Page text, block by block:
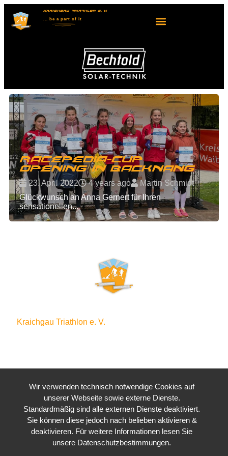
KRAICHGAU TRIATHLON E. V.
... bea part of it
Racepedia-Cup
Opening in Backnang
23. April 2022
4 years ago
Martin Schmidt
Glückwunsch an Anna Gernert für Ihren
sensationellen...
Kraichgau Triathlon e. V.
Wir verwenden technisch notwendige Cookies auf
unserer Webseite sowie externe Dienste.
Standardmäßig sind alle externen Dienste deaktiviert.
Sie können diese jedoch nach belieben aktivieren &
deaktivieren. Für weitere Informationen lesen Sie
unsere Datenschutzbestimmungen.